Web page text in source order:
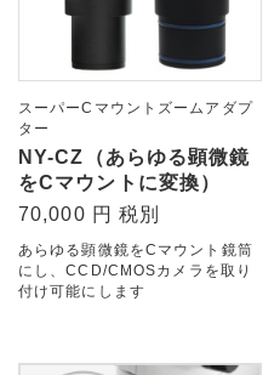
スーパーCマウントズームアダプ
ター
NY-CZ（あらゆる顕微鏡
をCマウントに変換）
70,000 円 税別
あらゆる顕微鏡をCマウント鏡筒
にし、CCD/CMOSカメラを取り
付け可能にします